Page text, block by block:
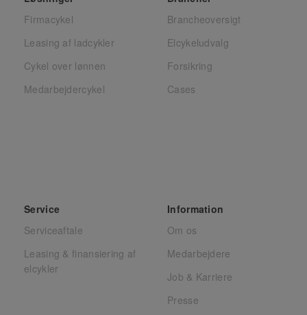
Firmacykel
Leasing af ladcykler
Cykel over lønnen
Medarbejdercykel
Brancheoversigt
Elcykeludvalg
Forsikring
Cases
Service
Serviceaftale
Leasing & finansiering af
elcykler
Information
Om os
Medarbejdere
Job & Karriere
Presse